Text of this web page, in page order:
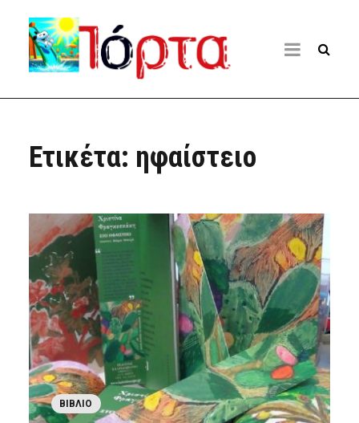
Ετικέτα: ηφαίστειο
ΒΙΒΛΊΟ